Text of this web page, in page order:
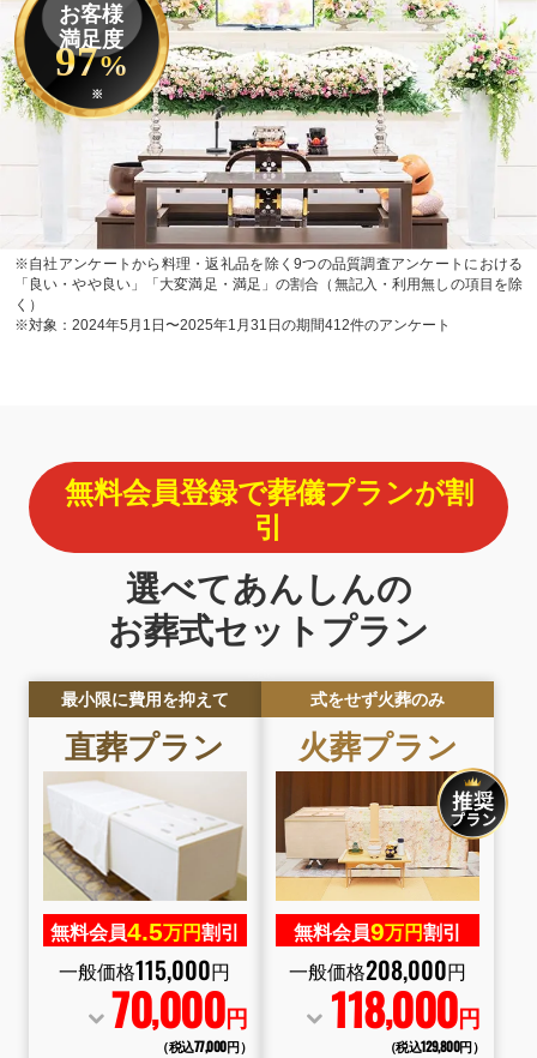
お客様
満足度
97%
※
※自社アンケートから料理・返礼品を除く9つの品質調査アンケートにおける
「良い・やや良い」「大変満足・満足」の割合（無記入・利用無しの項目を除
く）
※対象：2024年5月1日〜2025年1月31日の期間412件のアンケート
無料会員登録で葬儀プランが割
引
選べてあんしんの
お葬式セットプラン
最小限に費用を抑えて
直葬プラン
無料会員4.5万円割引
一般価格115,000円
70,000円
（税込77,000円）
式をせず火葬のみ
火葬プラン
無料会員9万円割引
一般価格208,000円
118,000円
（税込129,800円）